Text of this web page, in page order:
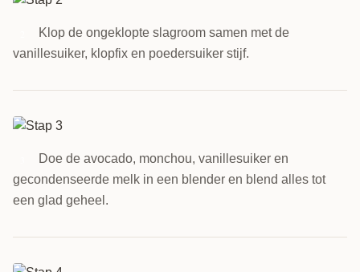
Klop de ongeklopte slagroom samen met de
vanillesuiker, klopfix en poedersuiker stijf.
Doe de avocado, monchou, vanillesuiker en
gecondenseerde melk in een blender en blend alles tot
een glad geheel.